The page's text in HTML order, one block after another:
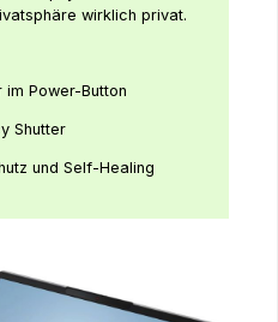
wirklich privat.
Power-Button
Shutter
und Self-Healing